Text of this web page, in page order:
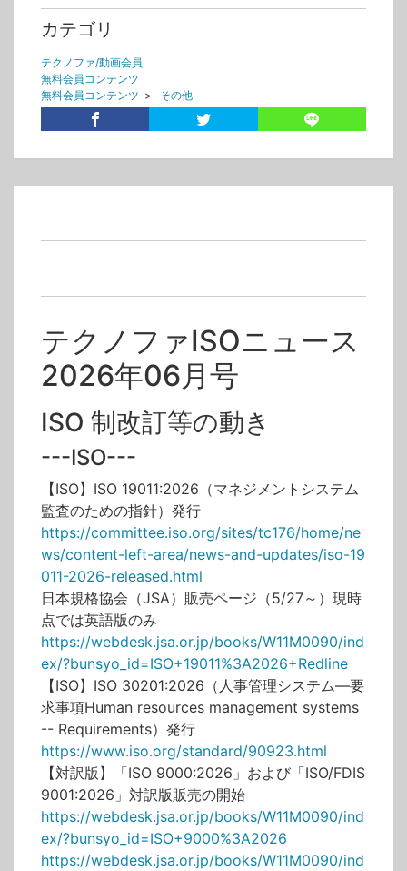
カテゴリ
テクノファ/動画会員
無料会員コンテンツ
無料会員コンテンツ > その他
タグ
テクノファISOニュース
2026年06月号
ISO 制改訂等の動き
---ISO---
【ISO】ISO 19011:2026（マネジメントシステム
監査のための指針）発行
https://committee.iso.org/sites/tc176/home/ne
ws/content-left-area/news-and-updates/iso-19
011-2026-released.html
日本規格協会（JSA）販売ページ（5/27～）現時
点では英語版のみ
https://webdesk.jsa.or.jp/books/W11M0090/ind
ex/?bunsyo_id=ISO+19011%3A2026+Redline
【ISO】ISO 30201:2026（人事管理システム―要
求事項Human resources management systems
-- Requirements）発行
https://www.iso.org/standard/90923.html
【対訳版】「ISO 9000:2026」および「ISO/FDIS
9001:2026」対訳版販売の開始
https://webdesk.jsa.or.jp/books/W11M0090/ind
ex/?bunsyo_id=ISO+9000%3A2026
https://webdesk.jsa.or.jp/books/W11M0090/ind